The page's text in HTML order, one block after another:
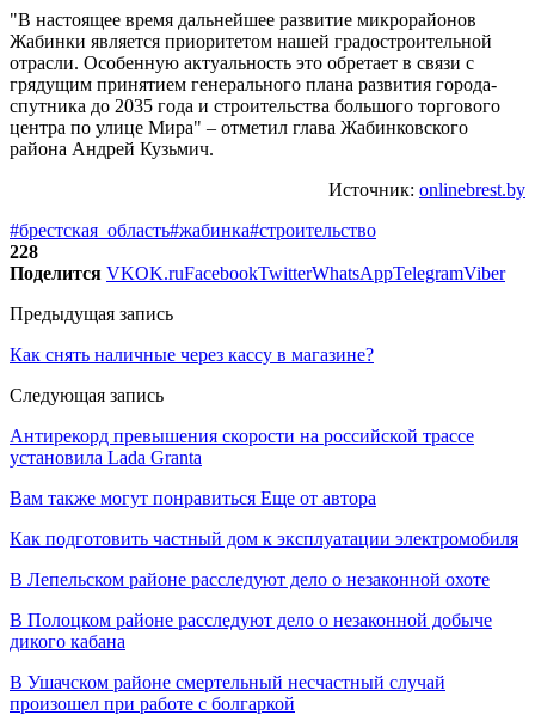
"В настоящее время дальнейшее развитие микрорайонов
Жабинки является приоритетом нашей градостроительной
отрасли. Особенную актуальность это обретает в связи с
грядущим принятием генерального плана развития города-
спутника до 2035 года и строительства большого торгового
центра по улице Мира" – отметил глава Жабинковского
района Андрей Кузьмич.
Источник: onlinebrest.by
#брестская_область#жабинка#строительство
228
Поделится VKOK.ruFacebookTwitterWhatsAppTelegramViber
Предыдущая запись
Как снять наличные через кассу в магазине?
Следующая запись
Антирекорд превышения скорости на российской трассе
установила Lada Granta
Вам также могут понравиться Еще от автора
Как подготовить частный дом к эксплуатации электромобиля
В Лепельском районе расследуют дело о незаконной охоте
В Полоцком районе расследуют дело о незаконной добыче
дикого кабана
В Ушачском районе смертельный несчастный случай
произошел при работе с болгаркой